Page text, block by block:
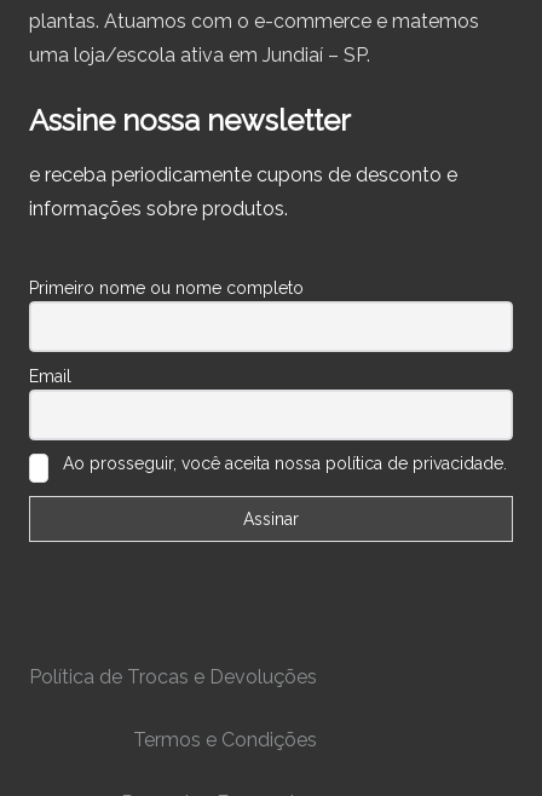
plantas. Atuamos com o e-commerce e matemos
uma loja/escola ativa em Jundiaí – SP.
Assine nossa newsletter
e receba periodicamente cupons de desconto e
informações sobre produtos.
Primeiro nome ou nome completo
Email
Ao prosseguir, você aceita nossa política de privacidade.
Política de Trocas e Devoluções
Termos e Condições